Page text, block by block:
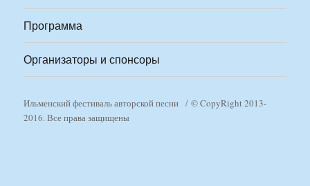
Программа
Организаторы и спонсоры
Ильменский фестиваль авторской песни
© CopyRight 2013-
2016. Все права защищены